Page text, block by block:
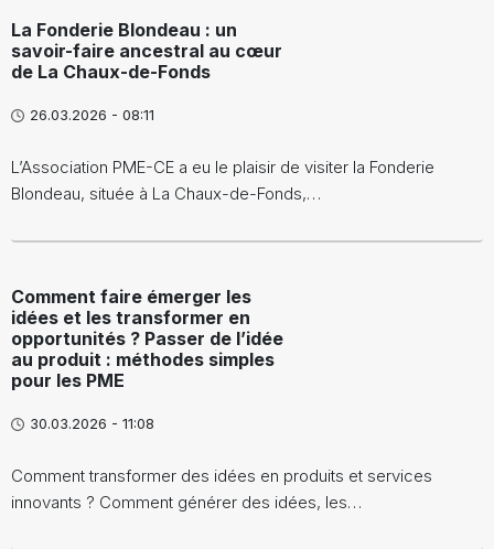
La Fonderie Blondeau : un
savoir-faire ancestral au cœur
de La Chaux-de-Fonds
26.03.2026 - 08:11
L’Association PME-CE a eu le plaisir de visiter la Fonderie
Blondeau, située à La Chaux-de-Fonds,…
Comment faire émerger les
idées et les transformer en
opportunités ? Passer de l’idée
au produit : méthodes simples
pour les PME
30.03.2026 - 11:08
Comment transformer des idées en produits et services
innovants ? Comment générer des idées, les…